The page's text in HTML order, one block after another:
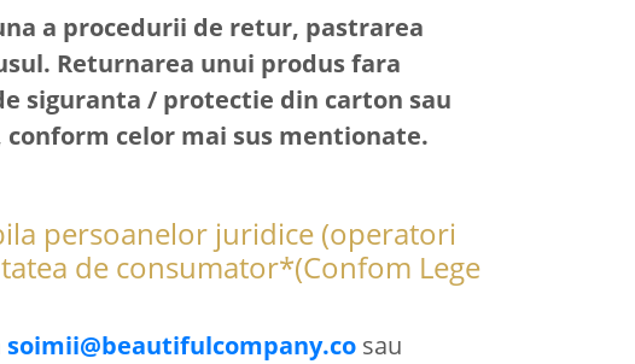
a procedurii de retur, pastrarea
Returnarea unui produs fara
siguranta / protectie din carton sau
celor mai sus mentionate.
persoanelor juridice (operatori
de consumator*(Confom Lege
soimii@beautifulcompany.co sau